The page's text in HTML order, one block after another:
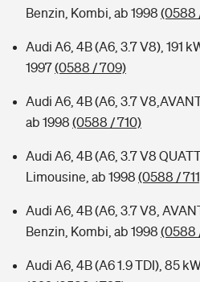
Benzin, Kombi, ab 1998 (0588
Audi A6, 4B (A6, 3.7 V8), 191
1997(0588 / 709)
Audi A6, 4B (A6, 3.7
ab 1998 (0588 / 710)
Audi A6, 4B (A6, 3.7 V8
Limousine, ab 1998 (0588 /
Audi A6, 4B (A6, 3.7 V8,
Benzin, Kombi, ab 1998 (0588
Audi A6, 4B (A6 1.9 TDI), 85